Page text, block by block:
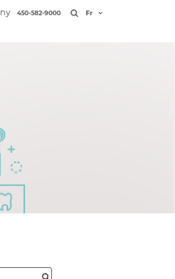
450-582-9000 Fr